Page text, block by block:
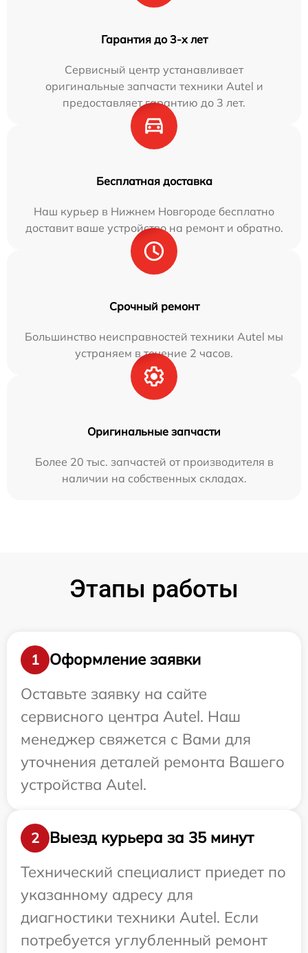
Гарантия до 3-х лет
Сервисный центр устанавливает
оригинальные запчасти техники Autel и
предоставляет гарантию до 3 лет.
Бесплатная доставка
Наш курьер в Нижнем Новгороде бесплатно
доставит ваше устройство на ремонт и обратно.
Срочный ремонт
Большинство неисправностей техники Autel мы
устраняем в течение 2 часов.
Оригинальные запчасти
Более 20 тыс. запчастей от производителя в
наличии на собственных складах.
Этапы работы
1
Оформление заявки
Оставьте заявку на сайте
сервисного центра Autel. Наш
менеджер свяжется с Вами для
уточнения деталей ремонта Вашего
устройства Autel.
2
Выезд курьера за 35 минут
Технический специалист приедет по
указанному адресу для
диагностики техники Autel. Если
потребуется углубленный ремонт